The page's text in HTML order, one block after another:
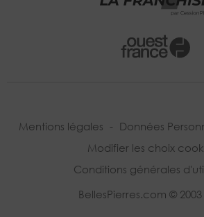
Mentions légales - Données
Modifier les choix
Conditions générales
BellesPierres.com © 2003